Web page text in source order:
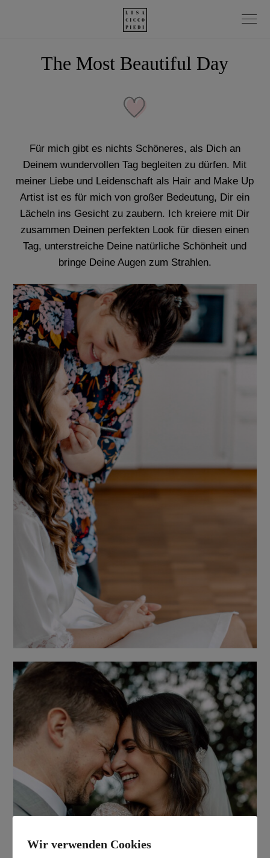
The Most Beautiful Day
Für mich gibt es nichts Schöneres, als Dich an
Deinem wundervollen Tag begleiten zu dürfen. Mit
meiner Liebe und Leidenschaft als Hair and Make Up
Artist ist es für mich von großer Bedeutung, Dir ein
Lächeln ins Gesicht zu zaubern. Ich kreiere mit Dir
zusammen Deinen perfekten Look für diesen einen
Tag, unterstreiche Deine natürliche Schönheit und
bringe Deine Augen zum Strahlen.
Wir verwenden Cookies